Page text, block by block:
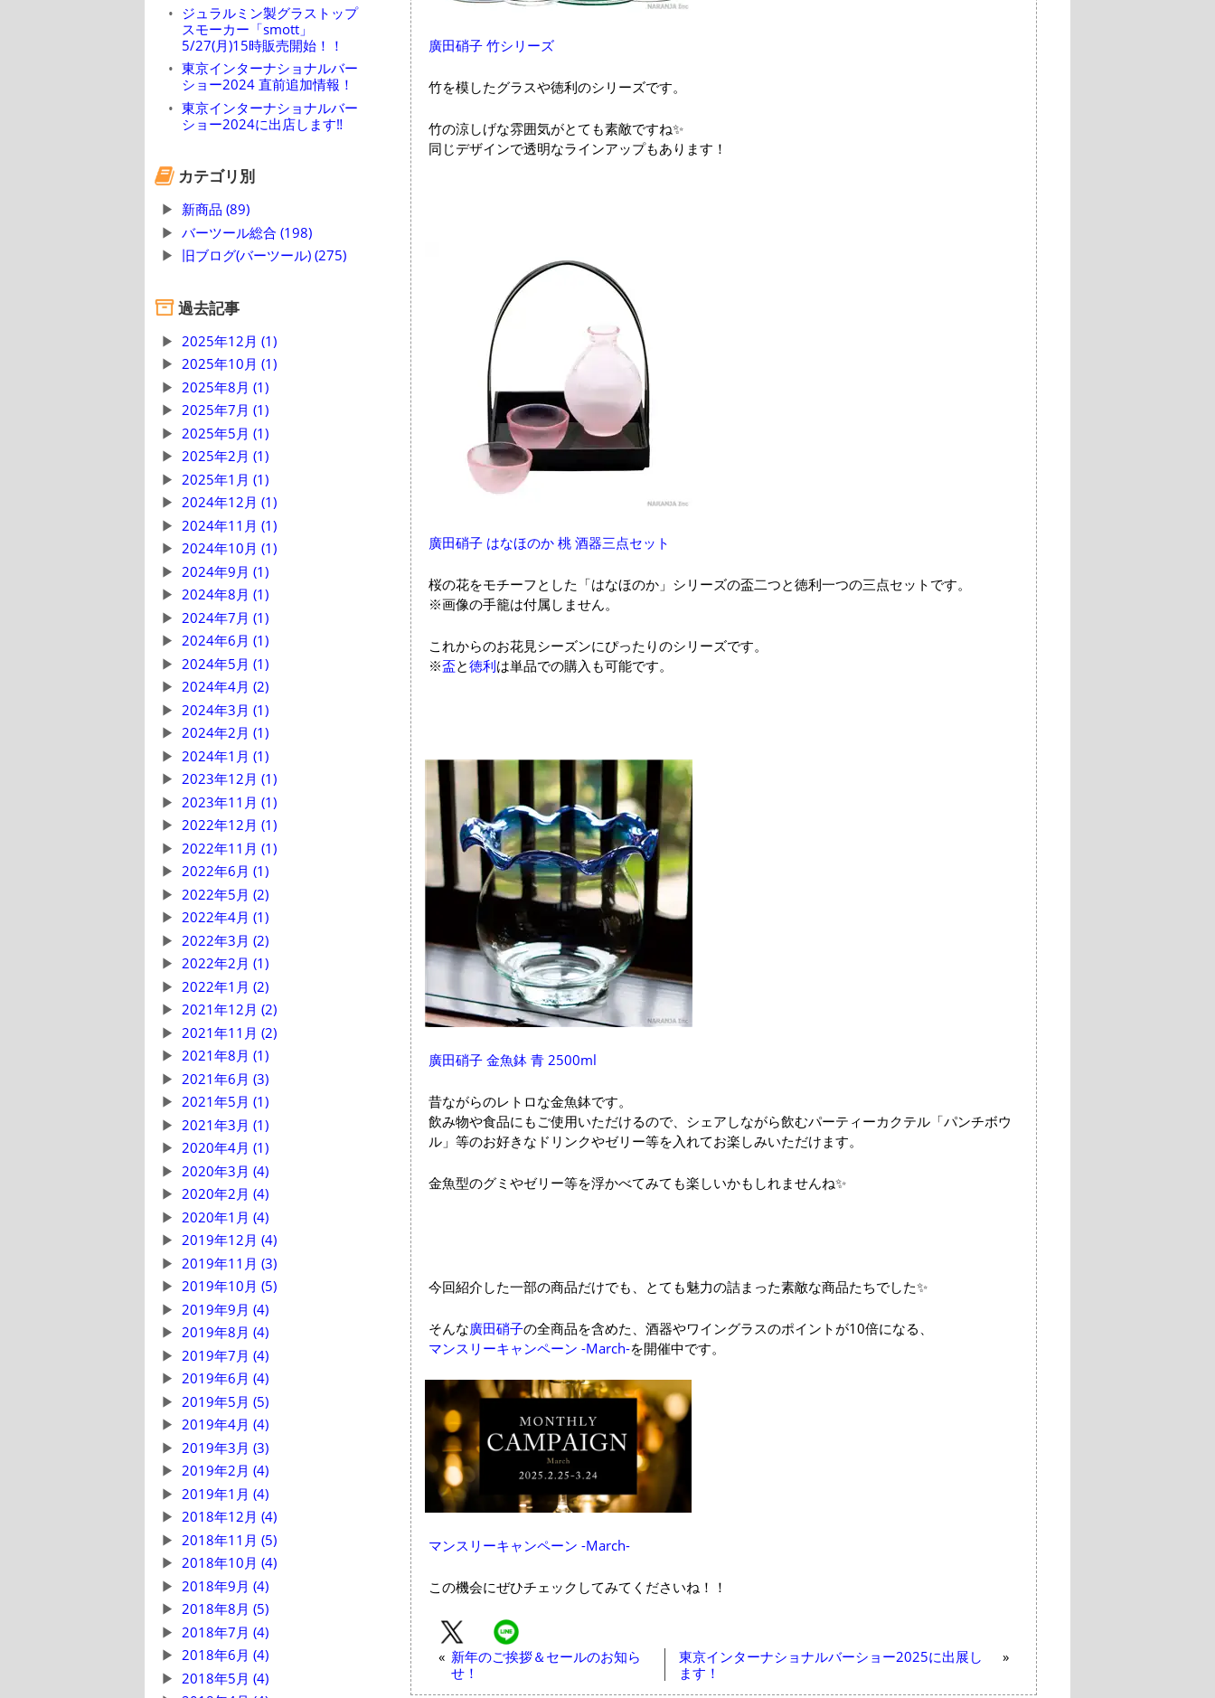
ジュラルミン製グラストップ
スモーカー「smott」
5/27(月)15時販売開始！！
東京インターナショナルバー
ショー2024 直前追加情報！
東京インターナショナルバー
ショー2024に出店します‼
カテゴリ別
新商品 (89)
バーツール総合 (198)
旧ブログ(バーツール) (275)
過去記事
2025年12月 (1)
2025年10月 (1)
2025年8月 (1)
2025年7月 (1)
2025年5月 (1)
2025年2月 (1)
2025年1月 (1)
2024年12月 (1)
2024年11月 (1)
2024年10月 (1)
2024年9月 (1)
2024年8月 (1)
2024年7月 (1)
2024年6月 (1)
2024年5月 (1)
2024年4月 (2)
2024年3月 (1)
2024年2月 (1)
2024年1月 (1)
2023年12月 (1)
2023年11月 (1)
2022年12月 (1)
2022年11月 (1)
2022年6月 (1)
2022年5月 (2)
2022年4月 (1)
2022年3月 (2)
2022年2月 (1)
2022年1月 (2)
2021年12月 (2)
2021年11月 (2)
2021年8月 (1)
2021年6月 (3)
2021年5月 (1)
2021年3月 (1)
2020年4月 (1)
2020年3月 (4)
2020年2月 (4)
2020年1月 (4)
2019年12月 (4)
2019年11月 (3)
2019年10月 (5)
2019年9月 (4)
2019年8月 (4)
2019年7月 (4)
2019年6月 (4)
2019年5月 (5)
2019年4月 (4)
2019年3月 (3)
2019年2月 (4)
2019年1月 (4)
2018年12月 (4)
2018年11月 (5)
2018年10月 (4)
2018年9月 (4)
2018年8月 (5)
2018年7月 (4)
2018年6月 (4)
2018年5月 (4)
廣田硝子 竹シリーズ
竹を模したグラスや徳利のシリーズです。
竹の涼しげな雰囲気がとても素敵ですね✨
同じデザインで透明なラインアップもあります！
廣田硝子 はなほのか 桃 酒器三点セット
桜の花をモチーフとした「はなほのか」シリーズの盃二つと徳利一つの三点セットです。
※画像の手籠は付属しません。
これからのお花見シーズンにぴったりのシリーズです。
※盃と徳利は単品での購入も可能です。
廣田硝子 金魚鉢 青 2500ml
昔ながらのレトロな金魚鉢です。
飲み物や食品にもご使用いただけるので、シェアしながら飲むパーティーカクテル「パンチボウ
ル」等のお好きなドリンクやゼリー等を入れてお楽しみいただけます。
金魚型のグミやゼリー等を浮かべてみても楽しいかもしれませんね✨
今回紹介した一部の商品だけでも、とても魅力の詰まった素敵な商品たちでした✨
そんな廣田硝子の全商品を含めた、酒器やワイングラスのポイントが10倍になる、
マンスリーキャンペーン -March-を開催中です。
マンスリーキャンペーン -March-
この機会にぜひチェックしてみてくださいね！！
« 新年のご挨拶＆セールのお知ら
せ！
東京インターナショナルバーショー2025に出展し
ます！
»